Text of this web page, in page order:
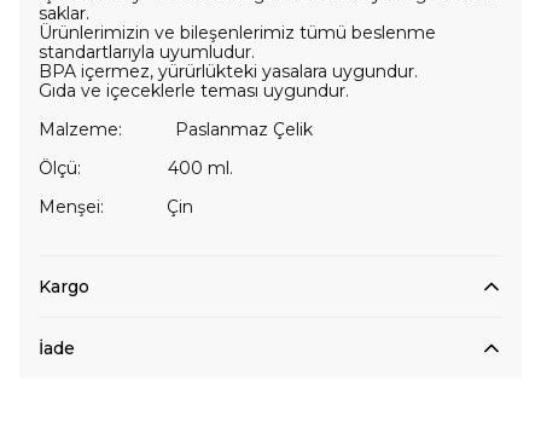
saklar.
Ürünlerimizin ve bileşenlerimiz tümü beslenme
standartlarıyla uyumludur.
BPA içermez, yürürlükteki yasalara uygundur.
Gıda ve içeceklerle teması uygundur.
Malzeme: Paslanmaz Çelik
Ölçü: 400 ml.
Menşei: Çin
Kargo
İade